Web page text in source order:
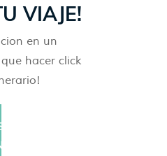
VIAJE!
en un
hacer click